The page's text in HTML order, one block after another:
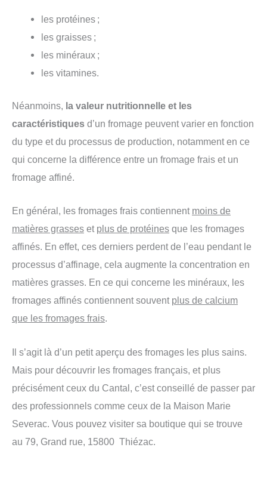
les protéines ;
les graisses ;
les minéraux ;
les vitamines.
Néanmoins, la valeur nutritionnelle et les
caractéristiques d’un fromage peuvent varier en fonction
du type et du processus de production, notamment en ce
qui concerne la différence entre un fromage frais et un
fromage affiné.
En général, les fromages frais contiennent moins de
matières grasses et plus de protéines que les fromages
affinés. En effet, ces derniers perdent de l’eau pendant le
processus d’affinage, cela augmente la concentration en
matières grasses. En ce qui concerne les minéraux, les
fromages affinés contiennent souvent plus de calcium
que les fromages frais.
Il s’agit là d’un petit aperçu des fromages les plus sains.
Mais pour découvrir les fromages français, et plus
précisément ceux du Cantal, c’est conseillé de passer par
des professionnels comme ceux de la Maison Marie
Severac. Vous pouvez visiter sa boutique qui se trouve
au 79, Grand rue, 15800 Thiézac.